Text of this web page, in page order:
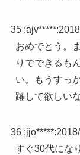
35 :ajv*****:
おめでとう。
りでできるも
い。もうすっ
躍して欲しい
36 :jjo*****:
すぐ30代にな